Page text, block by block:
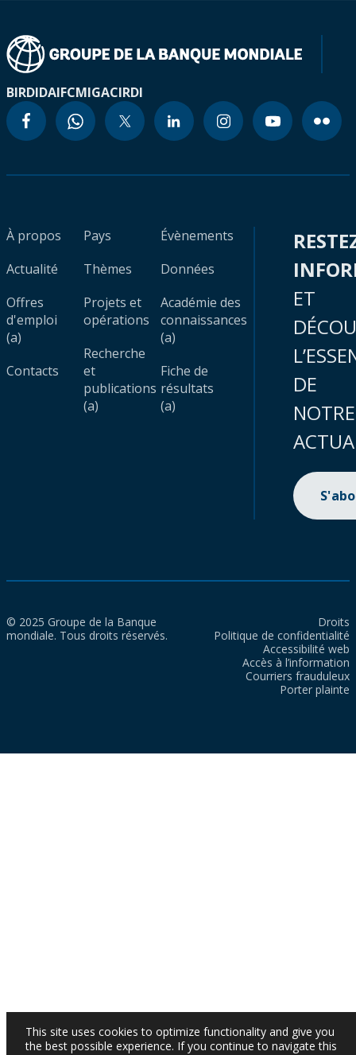
BIRDIDAIFCMIGACIRDI
À propos
Actualité
Offres
d'emploi
(a)
Contacts
Pays
Thèmes
Projets et
opérations
Recherche
et
publications
(a)
Évènements
Données
Académie des
connaissances
(a)
Fiche de
résultats
(a)
ET
DE
NOTRE
© 2025 Groupe de la Banque
mondiale. Tous droits réservés.
Droits
Politique de confidentialité
Accessibilité web
Accès à l’information
Courriers frauduleux
Porter plainte
This site uses cookies to optimize functionality and give you
the best possible experience. If you continue to navigate this